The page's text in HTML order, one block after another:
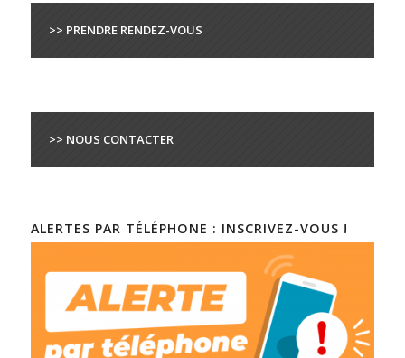
>> PRENDRE RENDEZ-VOUS
>> NOUS CONTACTER
ALERTES PAR TÉLÉPHONE : INSCRIVEZ-VOUS !